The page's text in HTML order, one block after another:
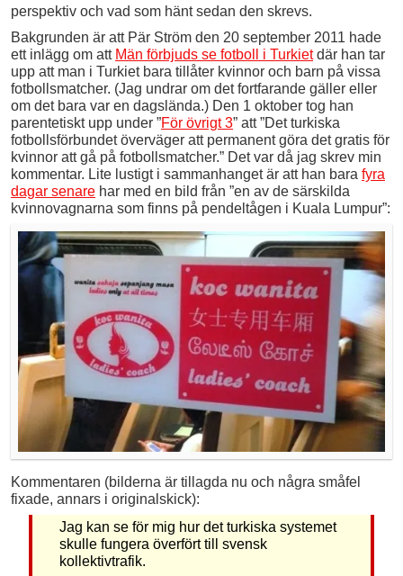
perspektiv och vad som hänt sedan den skrevs.
Bakgrunden är att Pär Ström den 20 september 2011 hade
ett inlägg om att Män förbjuds se fotboll i Turkietdär han tar
upp att man i Turkiet bara tillåter kvinnor och barn på vissa
fotbollsmatcher. (Jag undrar om det fortfarande gäller eller
om det bara var en dagslända.) Den 1 oktober tog han
parentetiskt upp under ”För övrigt 3” att ”Det turkiska
fotbollsförbundet överväger att permanent göra det gratis för
kvinnor att gå på fotbollsmatcher.” Det var då jag skrev min
kommentar. Lite lustigt i sammanhanget är att han bara fyra
dagar senare har med en bild från ”en av de särskilda
kvinnovagnarna som finns på pendeltågen i Kuala Lumpur”:
Kommentaren (bilderna är tillagda nu och några småfel
fixade, annars i originalskick):
Jag kan se för mig hur det turkiska systemet
skulle fungera överfört till svensk
kollektivtrafik.